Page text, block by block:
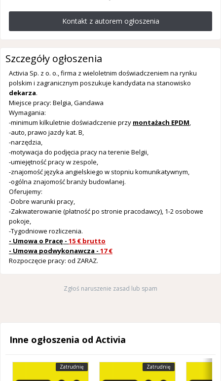
Kontakt z autorem ogłoszenia
Szczegóły ogłoszenia
Activia Sp. z o. o., firma z wieloletnim doświadczeniem na rynku
polskim i zagranicznym poszukuje kandydata na stanowisko
dekarza.
Miejsce pracy: Belgia, Gandawa
Wymagania:
-minimum kilkuletnie doświadczenie przy montażach EPDM,
-auto, prawo jazdy kat. B,
-narzędzia,
-motywacja do podjęcia pracy na terenie Belgii,
-umiejętność pracy w zespole,
-znajomość języka angielskiego w stopniu komunikatywnym,
-ogólna znajomość branży budowlanej.
Oferujemy:
-Dobre warunki pracy,
-Zakwaterowanie (płatność po stronie pracodawcy), 1-2 osobowe
pokoje,
-Tygodniowe rozliczenia.
- Umowa o Pracę - 15 € brutto
- Umowa podwykonawcza - 17 €
Rozpoczęcie pracy: od ZARAZ.
Zgłoś naruszenie zasad lub spam
Inne ogłoszenia od Activia
Zatrudnię Zatrudnię